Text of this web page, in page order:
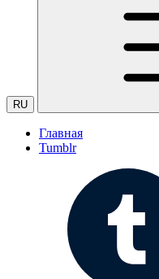
RU
Главная
Tumblr